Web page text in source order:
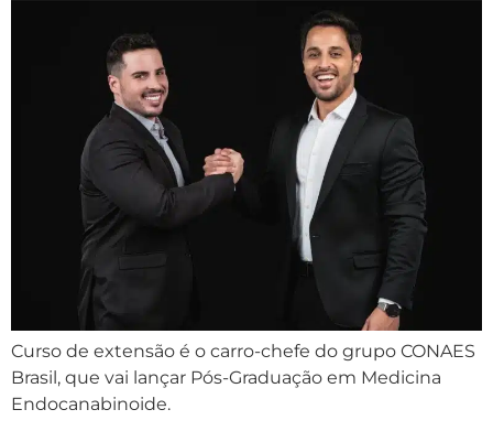
Curso de extensão é o carro-chefe do grupo CONAES
Brasil, que vai lançar Pós-Graduação em Medicina
Endocanabinoide.